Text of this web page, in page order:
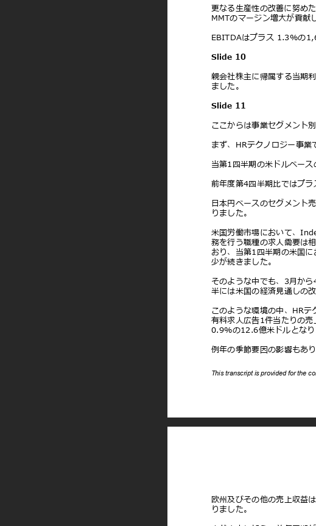
更なる⽣産性の改善に努め
MMTのマージン増⼤が貢
EBITDAはプラス 1.3%の
Slide 10
親会社株主に帰属する当期
ました。
Slide 11
ここからは事業セグメント
まず、HRテクノロジー事業
当第1四半期の⽶ドルベー
前年度第4四半期⽐ではプ
⽇本円ベースのセグメント
りました。
⽶国労働市場において、
務を⾏う職種の求⼈需要は
おり、当第1四半期の⽶国
少が続きました。
そのような中でも、3⽉か
半には⽶国の経済⾒通しの
このような環境の中、HR
有料求⼈広告1件当たりの
0.9%の12.6億⽶ドルとな
例年の季節要因の影響もあ
This transcript is provided for the
欧州及びその他の売上収益
りました。